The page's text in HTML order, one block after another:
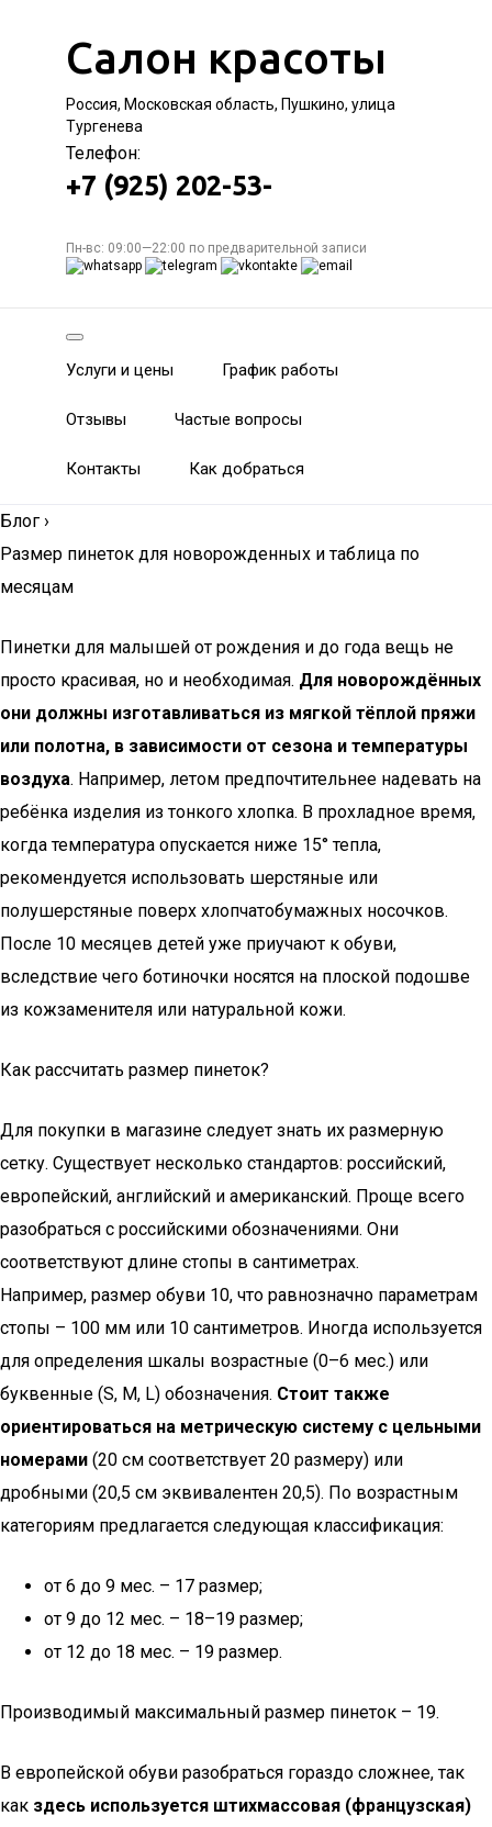
Салон красоты
Россия, Московская область, Пушкино, улица
Тургенева
Телефон:
+7 (925) 202-53-
Пн-вс: 09:00—22:00 по предварительной записи
Услуги и цены График работы
Отзывы Частые вопросы
Контакты Как добраться
Блог ›
Размер пинеток для новорожденных и таблица по
месяцам
Пинетки для малышей от рождения и до года вещь не
просто красивая, но и необходимая. Для новорождённых
они должны изготавливаться из мягкой тёплой пряжи
или полотна, в зависимости от сезона и температуры
воздуха. Например, летом предпочтительнее надевать на
ребёнка изделия из тонкого хлопка. В прохладное время,
когда температура опускается ниже 15° тепла,
рекомендуется использовать шерстяные или
полушерстяные поверх хлопчатобумажных носочков.
После 10 месяцев детей уже приучают к обуви,
вследствие чего ботиночки носятся на плоской подошве
из кожзаменителя или натуральной кожи.
Как рассчитать размер пинеток?
Для покупки в магазине следует знать их размерную
сетку. Существует несколько стандартов: российский,
европейский, английский и американский. Проще всего
разобраться с российскими обозначениями. Они
соответствуют длине стопы в сантиметрах.
Например, размер обуви 10, что равнозначно параметрам
стопы – 100 мм или 10 сантиметров. Иногда используется
для определения шкалы возрастные (0–6 мес.) или
буквенные (S, М, L) обозначения. Стоит также
ориентироваться на метрическую систему с цельными
номерами (20 см соответствует 20 размеру) или
дробными (20,5 см эквивалентен 20,5). По возрастным
категориям предлагается следующая классификация:
от 6 до 9 мес. – 17 размер;
от 9 до 12 мес. – 18–19 размер;
от 12 до 18 мес. – 19 размер.
Производимый максимальный размер пинеток – 19.
В европейской обуви разобраться гораздо сложнее, так
как здесь используется штихмассовая (французская)